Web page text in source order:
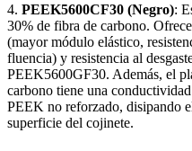
4. PEEK5600CF30 (Negro):
30% de fibra de carbono.
(mayor módulo elástico,
fluencia) y resistencia al
PEEK5600GF30. Además, el
carbono tiene una
PEEK no reforzado, disipando
superficie del cojinete.